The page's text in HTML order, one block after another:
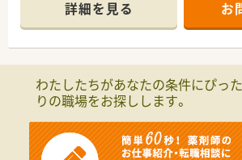
アロマテラピーなど、待合室も閑散とした
のある環境を作っています。
詳細を見る お
わたしたちがあなたの条件にぴった
りの職場をお探しします。